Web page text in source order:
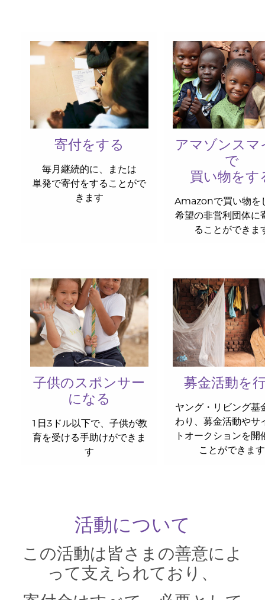
寄付をする
毎月継続的に、または
単発で寄付をすることがで
きます
アマゾンスマ
で
買い物をす
Amazonで買い物を
希望の非営利団体に
ることができま
子供のスポンサー
になる
1日3ドル以下で、子供が教
育を受ける手助けができま
す
募金活動を
ヤング・リビング基
わり、募金活動やサ
トオークションを開
ことができます
活動について
この活動は皆さまの善意によ
って支えられており、